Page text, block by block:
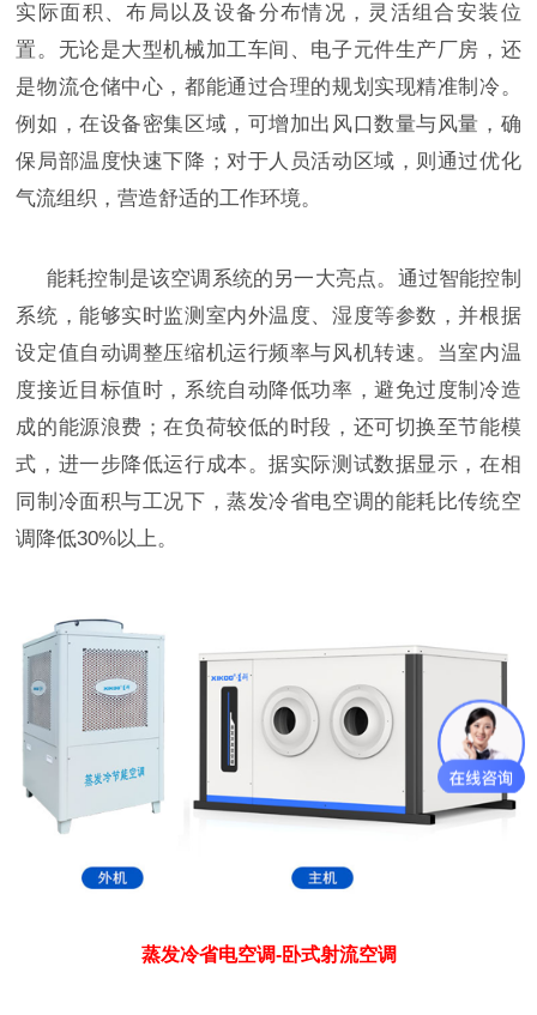
实际面积、布局以及设备分布情况，灵活组合安装位
置。无论是大型机械加工车间、电子元件生产厂房，还
是物流仓储中心，都能通过合理的规划实现精准制冷。
例如，在设备密集区域，可增加出风口数量与风量，确
保局部温度快速下降；对于人员活动区域，则通过优化
气流组织，营造舒适的工作环境。
能耗控制是该空调系统的另一大亮点。通过智能控制
系统，能够实时监测室内外温度、湿度等参数，并根据
设定值自动调整压缩机运行频率与风机转速。当室内温
度接近目标值时，系统自动降低功率，避免过度制冷造
成的能源浪费；在负荷较低的时段，还可切换至节能模
式，进一步降低运行成本。据实际测试数据显示，在相
同制冷面积与工况下，蒸发冷省电空调的能耗比传统空
调降低30%以上。
蒸发冷省电空调-卧式射流空调